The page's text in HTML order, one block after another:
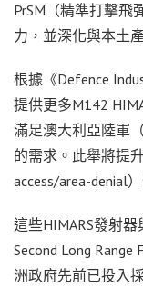
PrSM（精準打擊飛
力，並深化與本土
根據《Defence
提供更多M142
滿足澳大利亞陸軍
的需求。此舉將提
access/area-denial
這些HIMARS發射
Second Long
洲政府先前已投入